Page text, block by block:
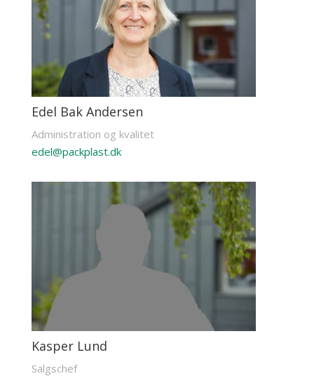
Edel Bak Andersen
Administration og kvalitet
edel@packplast.dk
Kasper Lund
Salgschef